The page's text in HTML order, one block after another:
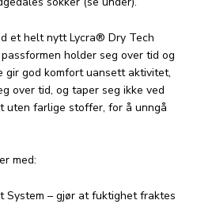
et helt nytt Lycra® Dry Tech
holder seg over tid og
gir god komfort uansett aktivitet,
over tid, og taper seg ikke ved
uten farlige stoffer, for å unngå
med:
System – gjør at fuktighet fraktes